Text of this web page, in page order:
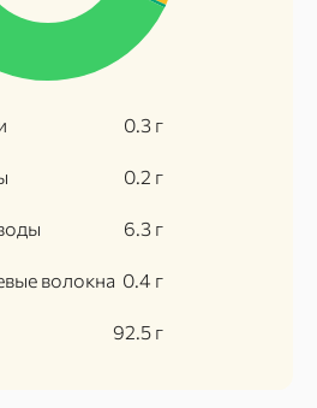
0.3 г
0.2 г
6.3 г
волокна 0.4 г
92.5 г